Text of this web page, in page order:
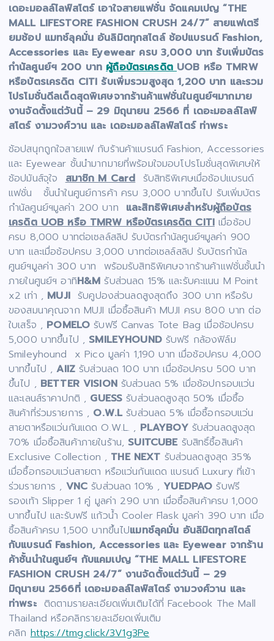
เดอะมอลล์ไลฟ์สโตร์ เอาใจสายแฟชั่น จัดแคมเปญ “THE
MALL LIFESTORE FASHION CRUSH 24/7” สายแฟเตรี
ยมช้อป แมทช์ลุคมั่น อันลิมิตทุกสไตล์ ช้อปแบรนด์ Fashion,
Accessories และ Eyewear ครบ 3,000 บาท รับเพิ่มบัตร
กำนัลศูนย์ฯ 200 บาทผู้ถือบัตรเครดิตUOB หรือ TMRW
หรือบัตรเครดิต CITI รับเพิ่มรวมสูงสุด 1,200 บาท และรวม
โปรโมชั่นดีลเด็ดสุดพิเศษจากร้านค้าแฟชั่นในศูนย์ฯมากมาย
งานจัดตั้งแต่วันนี้ – 29 มิถุนายน 2566 ที่ เดอะมอลล์ไลฟ์
สโตร์ งามวงศ์วาน และ เดอะมอลล์ไลฟ์สโตร์ ท่าพระ
ช้อปสนุกถูกใจสายแฟ กับร้านค้าแบรนด์ Fashion, Accessories
และ Eyewear ชั้นนำมากมายที่พร้อมใจมอบโปรโมชั่นสุดพิเศษให้
ช้อปมันส์จุใจสมาชิก M Card รับสิทธิพิเศษเมื่อช้อปแบรนด์
แฟชั่น ชั้นนำในศูนย์การค้า ครบ 3,000 บาทขึ้นไป รับเพิ่มบัตร
กำนัลศูนย์ฯมูลค่า 200 บาท และสิทธิพิเศษสำหรับผู้ถือบัตร
เครดิต UOB หรือ TMRW หรือบัตรเครดิต CITI เมื่อช้อป
ครบ 8,000 บาทต่อเซลล์สลิป รับบัตรกำนัลศูนย์ฯมูลค่า 900
บาท และเมื่อช้อปครบ 3,000 บาทต่อเซลล์สลิป รับบัตรกำนัล
ศูนย์ฯมูลค่า 300 บาท พร้อมรับสิทธิพิเศษจากร้านค้าแฟชั่นชั้นนำ
ภายในศูนย์ฯ อาทิH&M รับส่วนลด 15% และรับคะแนน M Point
x2 เท่า , MUJI รับคูปองส่วนลดสูงสุดถึง 300 บาท หรือรับ
ของสมนาคุณจาก MUJI เมื่อซื้อสินค้า MUJI ครบ 800 บาท ต่อ
ใบเสร็จ , POMELO รับฟรี Canvas Tote Bag เมื่อช้อปครบ
5,000 บาทขึ้นไป , SMILEYHOUNDรับฟรี กล้องฟิล์ม
Smileyhound x Pico มูลค่า 1,190 บาท เมื่อช้อปครบ 4,000
บาทขึ้นไป ,AIIZ รับส่วนลด 100 บาท เมื่อช้อปครบ 500 บาท
ขึ้นไป , BETTER VISIONรับส่วนลด 5% เมื่อช้อปกรอบแว่น
และเลนส์ราคาปกติ , GUESS รับส่วนลดสูงสุด 50% เมื่อซื้อ
สินค้าที่ร่วมรายการ , O.W.L รับส่วนลด 5% เมื่อซื้อกรอบแว่น
สายตาหรือแว่นกันแดด O.W.L. , PLAYBOY รับส่วนลดสูงสุด
70% เมื่อซื้อสินค้าภายในร้าน, SUITCUBE รับสิทธิ์ซื้อสินค้า
Exclusive Collection , THE NEXT รับส่วนลดสูงสุด 35%
เมื่อซื้อกรอบแว่นสายตา หรือแว่นกันแดด แบรนด์ Luxury ที่เข้า
ร่วมรายการ , VNC รับส่วนลด 10% , YUEDPAO รับฟรี
รองเท้า Slipper 1 คู่ มูลค่า 290 บาท เมื่อซื้อสินค้าครบ 1,000
บาทขึ้นไป และรับฟรี แก้วน้ำ Cooler Flask มูลค่า 390 บาท เมื่อ
ซื้อสินค้าครบ 1,500 บาทขึ้นไปแมทช์ลุคมั่น อันลิมิตทุกสไตล์
กับแบรนด์ Fashion, Accessories และ Eyewear จากร้าน
ค้าชั้นนำในศูนย์ฯ กับแคมเปญ “THE MALL LIFESTORE
FASHION CRUSH 24/7” งานจัดตั้งแต่วันนี้ – 29
มิถุนายน 2566ที่ เดอะมอลล์ไลฟ์สโตร์ งามวงศ์วาน และ
ท่าพระติดตามรายละเอียดเพิ่มเติมได้ที่ Facebook The Mall
Thailand หรือคลิกรายละเอียดเพิ่มเติม
คลิกhttps://tmg.click/3V1g3Pe